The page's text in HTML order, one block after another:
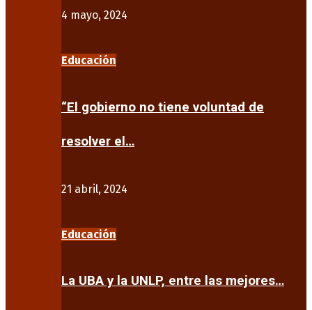
4 mayo, 2024
Educación
“El gobierno no tiene voluntad de
resolver el…
21 abril, 2024
Educación
La UBA y la UNLP, entre las mejores…